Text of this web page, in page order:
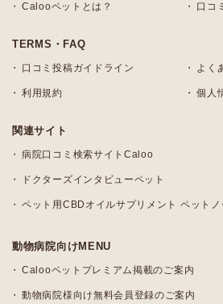
Calooペットとは？ 口コ
TERMS・FAQ
口コミ投稿ガイドライン よく
利用規約 個人
関連サイト
病院口コミ検索サイトCaloo
ドクターズインタビューペット
ペット用CBDオイルサプリメント ペットノ
動物病院向けMENU
Calooペットプレミアム掲載のご案内
動物病院様向け無料会員登録のご案内